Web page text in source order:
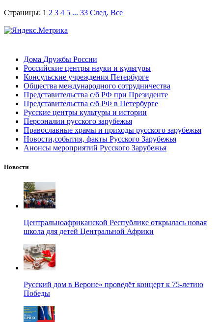
Страницы: 1 2 3 4 5 ... 33 След. Все
Дома Дружбы России
Российские центры науки и культуры
Консульские учреждения Петербурге
Общества международного сотрудничества
Представительства с/б РФ при Президенте
Представительства с/б РФ в Петербурге
Русские центры культуры и истории
Персоналии русского зарубежья
Православные храмы и приходы русского зарубежья
Новости,события, факты Русского Зарубежья
Анонсы мероприятий Русского Зарубежья
Новости
Центральноафриканской Республике открылась новая
школа для детей Центральной Африки
Русский дом в Вероне» проведёт концерт к 75-летию
Победы